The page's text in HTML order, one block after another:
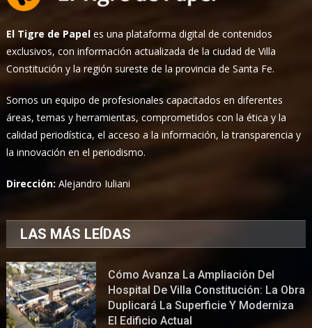
El Tigre de Papel es una plataforma digital de contenidos
exclusivos, con información actualizada de la ciudad de Villa
Constitución y la región sureste de la provincia de Santa Fe.
Somos un equipo de profesionales capacitados en diferentes
áreas, temas y herramientas, comprometidos con la ética y la
calidad periodística, el acceso a la información, la transparencia y
la innovación en el periodismo.
Dirección:Alejandro Iuliani
LAS MÁS LEÍDAS
Cómo Avanza La Ampliación Del
Hospital De Villa Constitución: La Obra
Duplicará La Superficie Y Moderniza
El Edificio Actual